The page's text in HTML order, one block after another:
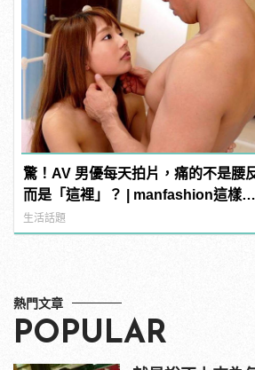
驚！AV 男優每天拍片，痛的不是腰
而是「這裡」？ | manfashion這樣變
型男
生活話題
熱門文章
POPULAR